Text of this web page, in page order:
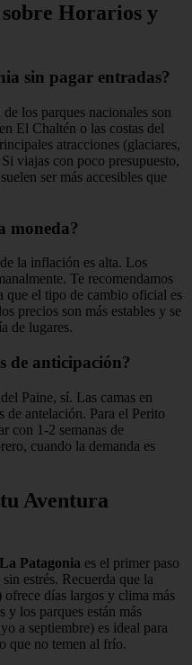
Horarios y
sin pagar entradas?
los parques nacionales son
El Chaltén o las costas del
atracciones (glaciares,
viajas con poco presupuesto,
ser más accesibles que
moneda?
la inflación es alta. Los
Te recomendamos
que el tipo de cambio oficial es
precios son más estables y se
de lugares.
de anticipación?
Paine, sí. Las camas en
de antelación. Para el Perito
con 1-2 semanas de
cuando la demanda es
Aventura
Patagonia es el primer paso
estrés. Recuerda que la
días largos y clima más
y los parques están más
a septiembre) es ideal para
que no temen al frío.